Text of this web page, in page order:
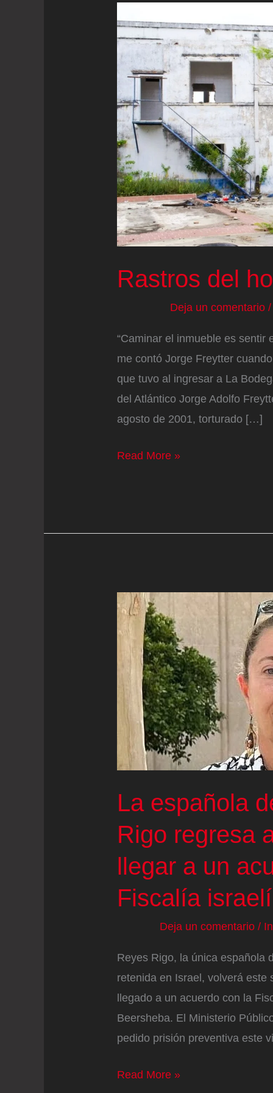
Rastros del
Deja un comentario /
“Caminar el inmueble es sentir
me contó Jorge Freytter
que tuvo al ingresar a La
del Atlántico Jorge Adolfo
agosto de 2001, torturado […]
Rastros
Read More »
La española
Rigo regresa
llegar a un
Fiscalía israelí
Deja un comentario /
Reyes Rigo, la única española
retenida en Israel, volverá este
llegado a un acuerdo con la
Beersheba. El Ministerio
pedido prisión preventiva este
La
Read More »